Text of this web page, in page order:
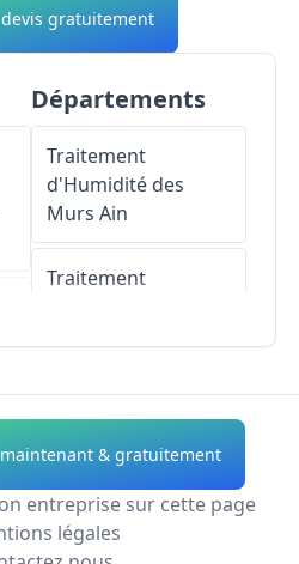
gratuitement
Départements
Traitement
d'Humidité des
Murs Ain
Traitement
Traitement
d'Humidité des
Murs Allier
Traitement
d'Humidité des
& gratuitement
entreprise sur cette page
légales